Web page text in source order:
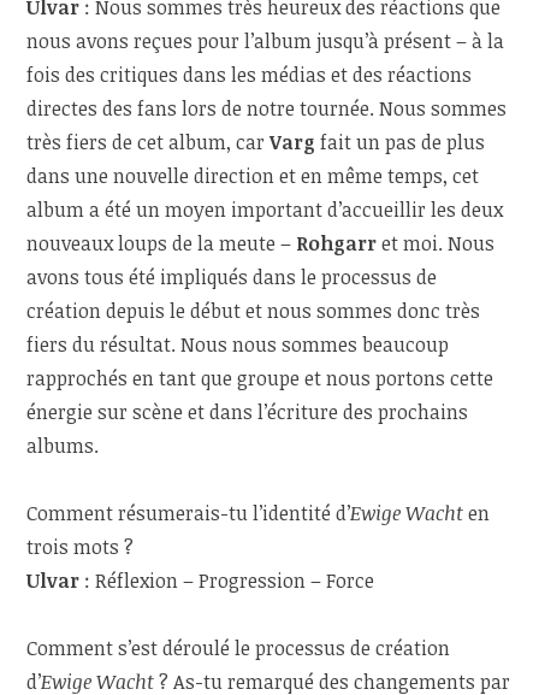
Ulvar : Nous sommes très heureux des réactions que
nous avons reçues pour l’album jusqu’à présent – à la
fois des critiques dans les médias et des réactions
directes des fans lors de notre tournée. Nous sommes
très fiers de cet album, carVargfait un pas de plus
dans une nouvelle direction et en même temps, cet
album a été un moyen important d’accueillir les deux
nouveaux loups de la meute – Rohgarret moi. Nous
avons tous été impliqués dans le processus de
création depuis le début et nous sommes donc très
fiers du résultat. Nous nous sommes beaucoup
rapprochés en tant que groupe et nous portons cette
énergie sur scène et dans l’écriture des prochains
albums.
Comment résumerais-tu l’identité d’Ewige Wachten
trois mots ?
Ulvar : Réflexion – Progression – Force
Comment s’est déroulé le processus de création
d’Ewige Wacht? As-tu remarqué des changements par